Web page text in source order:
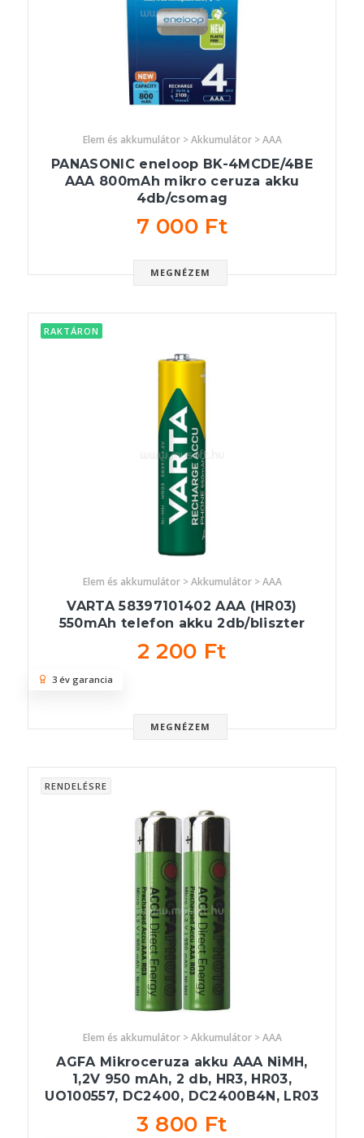
Elem és akkumulátor > Akkumulátor > AAA
PANASONIC eneloop BK-4MCDE/4BE
AAA 800mAh mikro ceruza akku
4db/csomag
7 000 Ft
MEGNÉZEM
RAKTÁRON
Elem és akkumulátor > Akkumulátor > AAA
VARTA 58397101402 AAA (HR03)
550mAh telefon akku 2db/bliszter
2 200 Ft
MEGNÉZEM
3 év garancia
RENDELÉSRE
Elem és akkumulátor > Akkumulátor > AAA
AGFA Mikroceruza akku AAA NiMH,
1,2V 950 mAh, 2 db, HR3, HR03,
UO100557, DC2400, DC2400B4N, LR03
3 800 Ft